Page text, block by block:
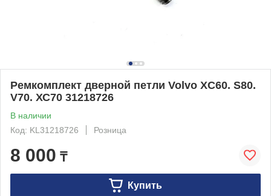
Ремкомплект дверной петли Volvo ХC60. S80.
V70. ХС70 31218726
В наличии
Код: KL31218726
Розница
8 000 ₸
Купить